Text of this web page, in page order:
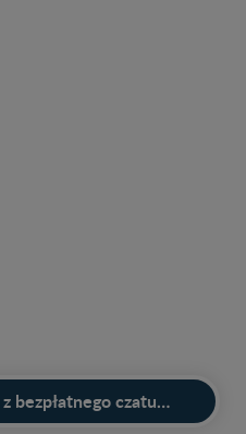
Masz pytania? Skorzystaj z bezpłatnego czatu z ekspertem!